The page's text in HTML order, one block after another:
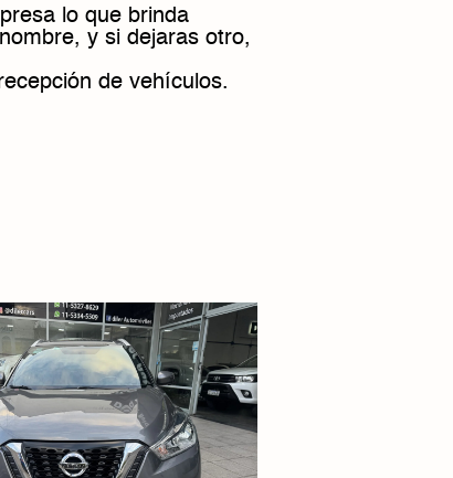
lo que brinda
y si dejaras otro,
de vehículos.